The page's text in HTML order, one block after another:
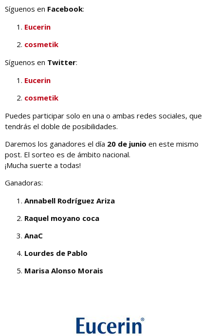
Síguenos en Facebook:
Eucerin
cosmetik
Síguenos en Twitter:
Eucerin
cosmetik
Puedes participar solo en una o ambas redes sociales, que
tendrás el doble de posibilidades.
Daremos los ganadores el día 20 de junio en este mismo
post. El sorteo es de ámbito nacional.
¡Mucha suerte a todas!
Ganadoras:
Annabell Rodríguez Ariza
Raquel moyano coca
AnaC
Lourdes de Pablo
Marisa Alonso Morais